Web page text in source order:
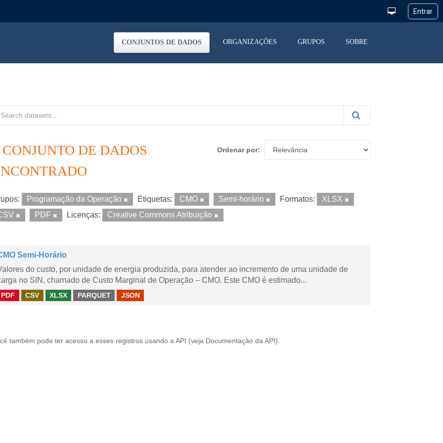
CONJUNTOS DE DADOS ORGANIZAÇÕES GRUPOS SOBRE
Ordenar por
CONJUNTO DE DADOS
Programação da Operação Etiquetas: CMO Semi-horário Formatos:
XLSX
PDF Licenças: Creative Commons Atribuição
Semi-Horário
do custo, por unidade de energia produzida, para atender ao incremento de uma unidade de
no SIN, chamado de Custo Marginal de Operação – CMO. Este CMO é estimado...
PDF CSV XLSX PARQUET JSON
também pode ter acesso a esses registros usando a API (veja Documentação da API ).